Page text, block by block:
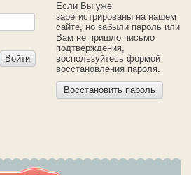
Войти
Если Вы уже
зарегистрированы на нашем
сайте, но забыли пароль или
Вам не пришло письмо
подтверждения,
воспользуйтесь формой
восстановления пароля.
Восстановить пароль